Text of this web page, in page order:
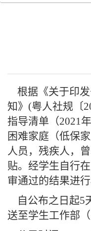
根据《关于印发
知》(粤人社规〔
指导清单（2021年
困难家庭（低保
人员，残疾人，
贴。经学生自行
审通过的结果进行
自公布之日起5
送至学生工作部（